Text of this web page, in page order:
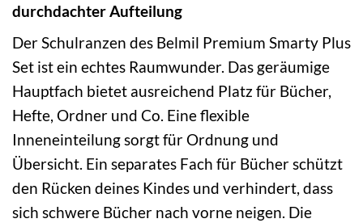
durchdachter Aufteilung
Der Schulranzen des Belmil Premium Smarty Plus
Set ist ein echtes Raumwunder. Das geräumige
Hauptfach bietet ausreichend Platz für Bücher,
Hefte, Ordner und Co. Eine flexible
Inneneinteilung sorgt für Ordnung und
Übersicht. Ein separates Fach für Bücher schützt
den Rücken deines Kindes und verhindert, dass
sich schwere Bücher nach vorne neigen. Die